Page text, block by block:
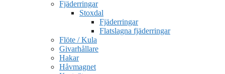
Fjäderringar
Stoxdal
Fjäderringar
Flatslagna fjäderringar
Flöte / Kula
Givarhållare
Hakar
Håvmagnet